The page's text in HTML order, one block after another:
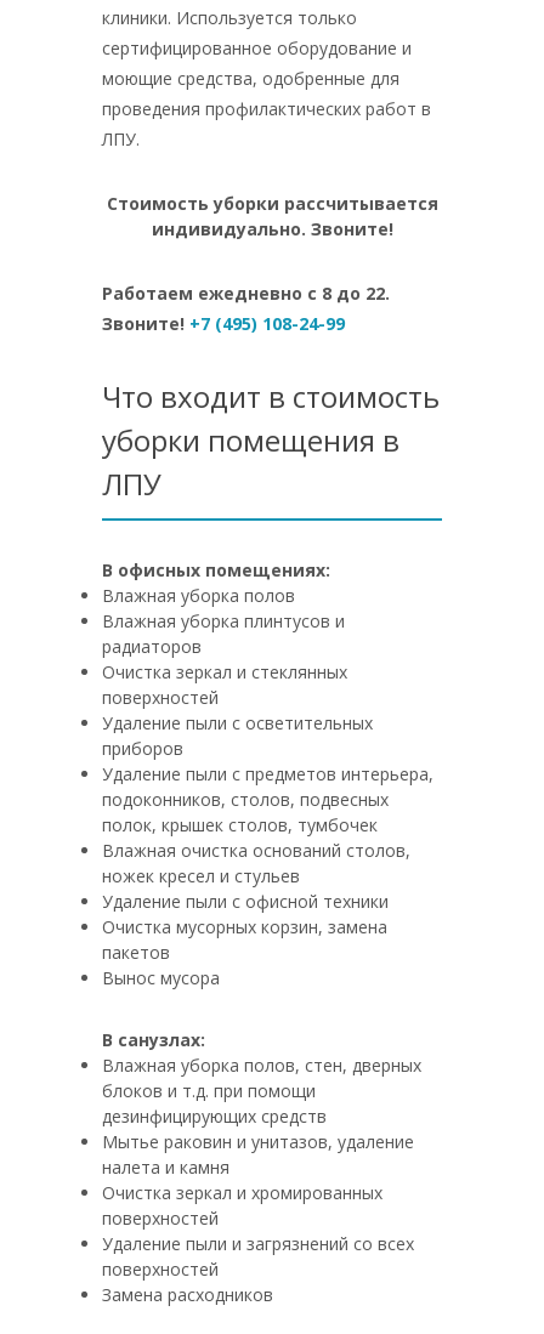
клиники. Используется только
сертифицированное оборудование и
моющие средства, одобренные для
проведения профилактических работ в
ЛПУ.
Стоимость уборки рассчитывается
индивидуально. Звоните!
Работаем ежедневно с 8 до 22.
Звоните! +7 (495) 108-24-99
Что входит в стоимость
уборки помещения в
ЛПУ
В офисных помещениях:
Влажная уборка полов
Влажная уборка плинтусов и
радиаторов
Очистка зеркал и стеклянных
поверхностей
Удаление пыли с осветительных
приборов
Удаление пыли с предметов интерьера,
подоконников, столов, подвесных
полок, крышек столов, тумбочек
Влажная очистка оснований столов,
ножек кресел и стульев
Удаление пыли с офисной техники
Очистка мусорных корзин, замена
пакетов
Вынос мусора
В санузлах:
Влажная уборка полов, стен, дверных
блоков и т.д. при помощи
дезинфицирующих средств
Мытье раковин и унитазов, удаление
налета и камня
Очистка зеркал и хромированных
поверхностей
Удаление пыли и загрязнений со всех
поверхностей
Замена расходников